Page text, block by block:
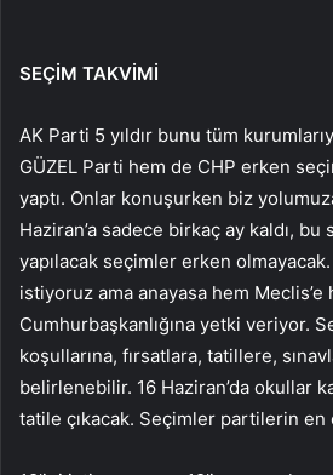
SEÇİM TAKVİMİ
AK Parti 5 yıldır bunu tüm
GÜZEL Parti hem de CHP erken
yaptı. Onlar konuşurken biz
Haziran’a sadece birkaç ay kaldı, bu
yapılacak seçimler erken olmayacak.
istiyoruz ama anayasa hem Meclis’e
Cumhurbaşkanlığına yetki veriyor.
koşullarına, fırsatlara, tatillere,
belirlenebilir. 16 Haziran’da okullar
tatile çıkacak. Seçimler partilerin